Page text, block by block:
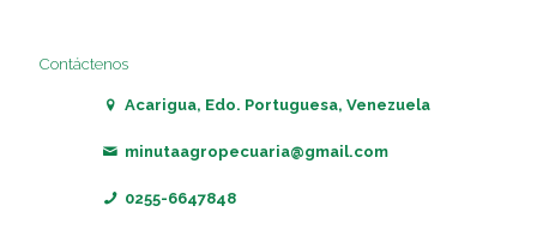
Contáctenos
Acarigua, Edo. Portuguesa, Venezuela
minutaagropecuaria@gmail.com
0255-6647848